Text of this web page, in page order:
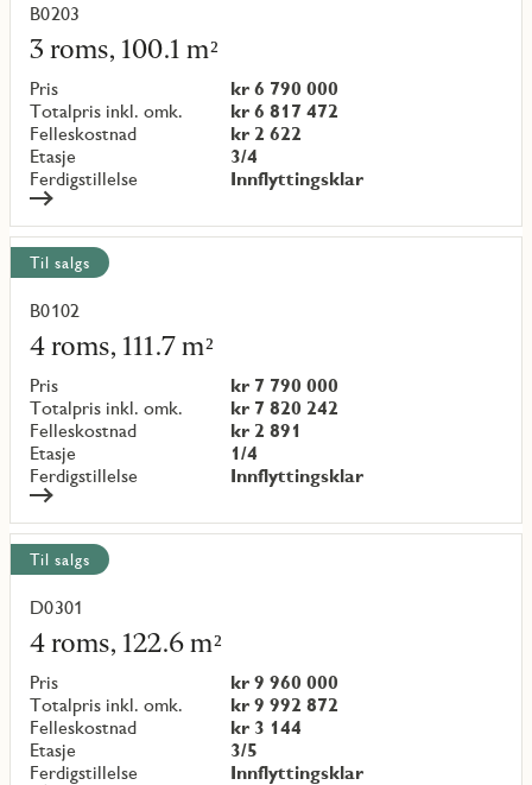
B0203
3 roms, 100.1 m²
Pris
kr 6 790 000
Totalpris inkl. omk.
kr 6 817 472
Felleskostnad
kr 2 622
Etasje
3/4
Ferdigstillelse
Innflyttingsklar
Les
mer
om
objekt
{objectNumber}
Til salgs
B0102
4 roms, 111.7 m²
Pris
kr 7 790 000
Totalpris inkl. omk.
kr 7 820 242
Felleskostnad
kr 2 891
Etasje
1/4
Ferdigstillelse
Innflyttingsklar
Les
mer
om
objekt
{objectNumber}
Til salgs
D0301
4 roms, 122.6 m²
Pris
kr 9 960 000
Totalpris inkl. omk.
kr 9 992 872
Felleskostnad
kr 3 144
Etasje
3/5
Ferdigstillelse
Innflyttingsklar
Les
mer
om
objekt
{objectNumber}